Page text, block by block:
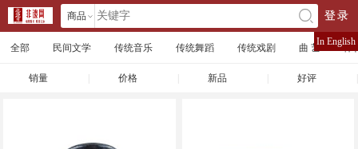
商品 󰄘 登录
全部 民间文学 传统音乐 传统舞蹈 传统戏剧 曲 艺 体
销量 价格 新品 好评
In English